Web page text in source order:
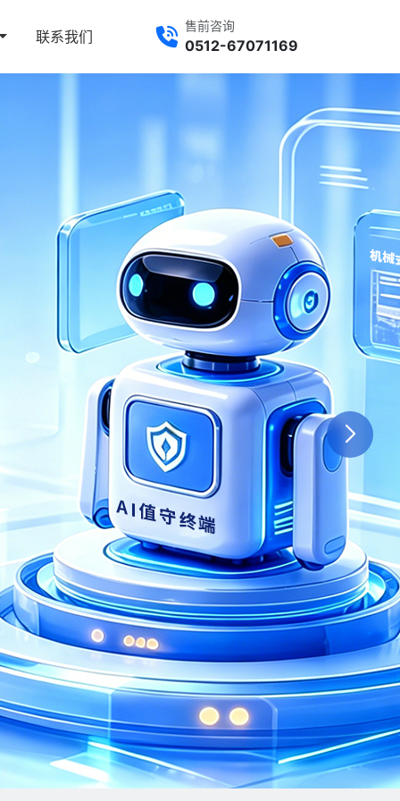
联系我们
售前咨询
0512-67071169